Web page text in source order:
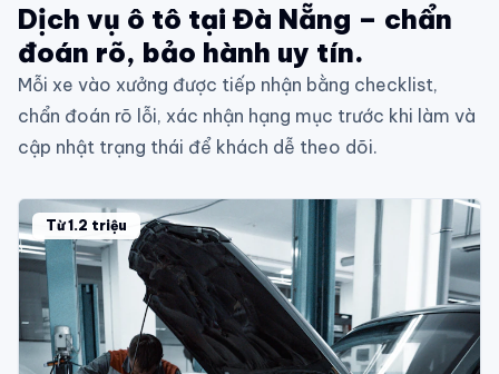
Dịch vụ ô tô tại Đà Nẵng – chẩn
đoán rõ, bảo hành uy tín.
Mỗi xe vào xưởng được tiếp nhận bằng checklist,
chẩn đoán rõ lỗi, xác nhận hạng mục trước khi làm và
cập nhật trạng thái để khách dễ theo dõi.
Từ 1.2 triệu